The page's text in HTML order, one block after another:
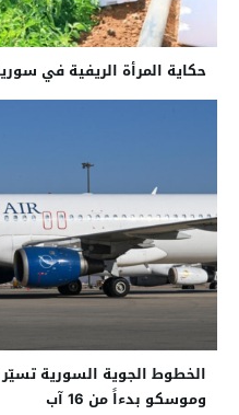
حكاية المرأة الريفية في
الخطوط الجوية السورية
وموسكو بدءاً من 16 آب